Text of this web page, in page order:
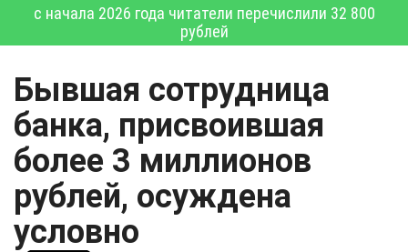
с начала 2026 года читатели перечислили 32 800
рублей
Бывшая сотрудница
банка, присвоившая
более 3 миллионов
рублей, осуждена
условно